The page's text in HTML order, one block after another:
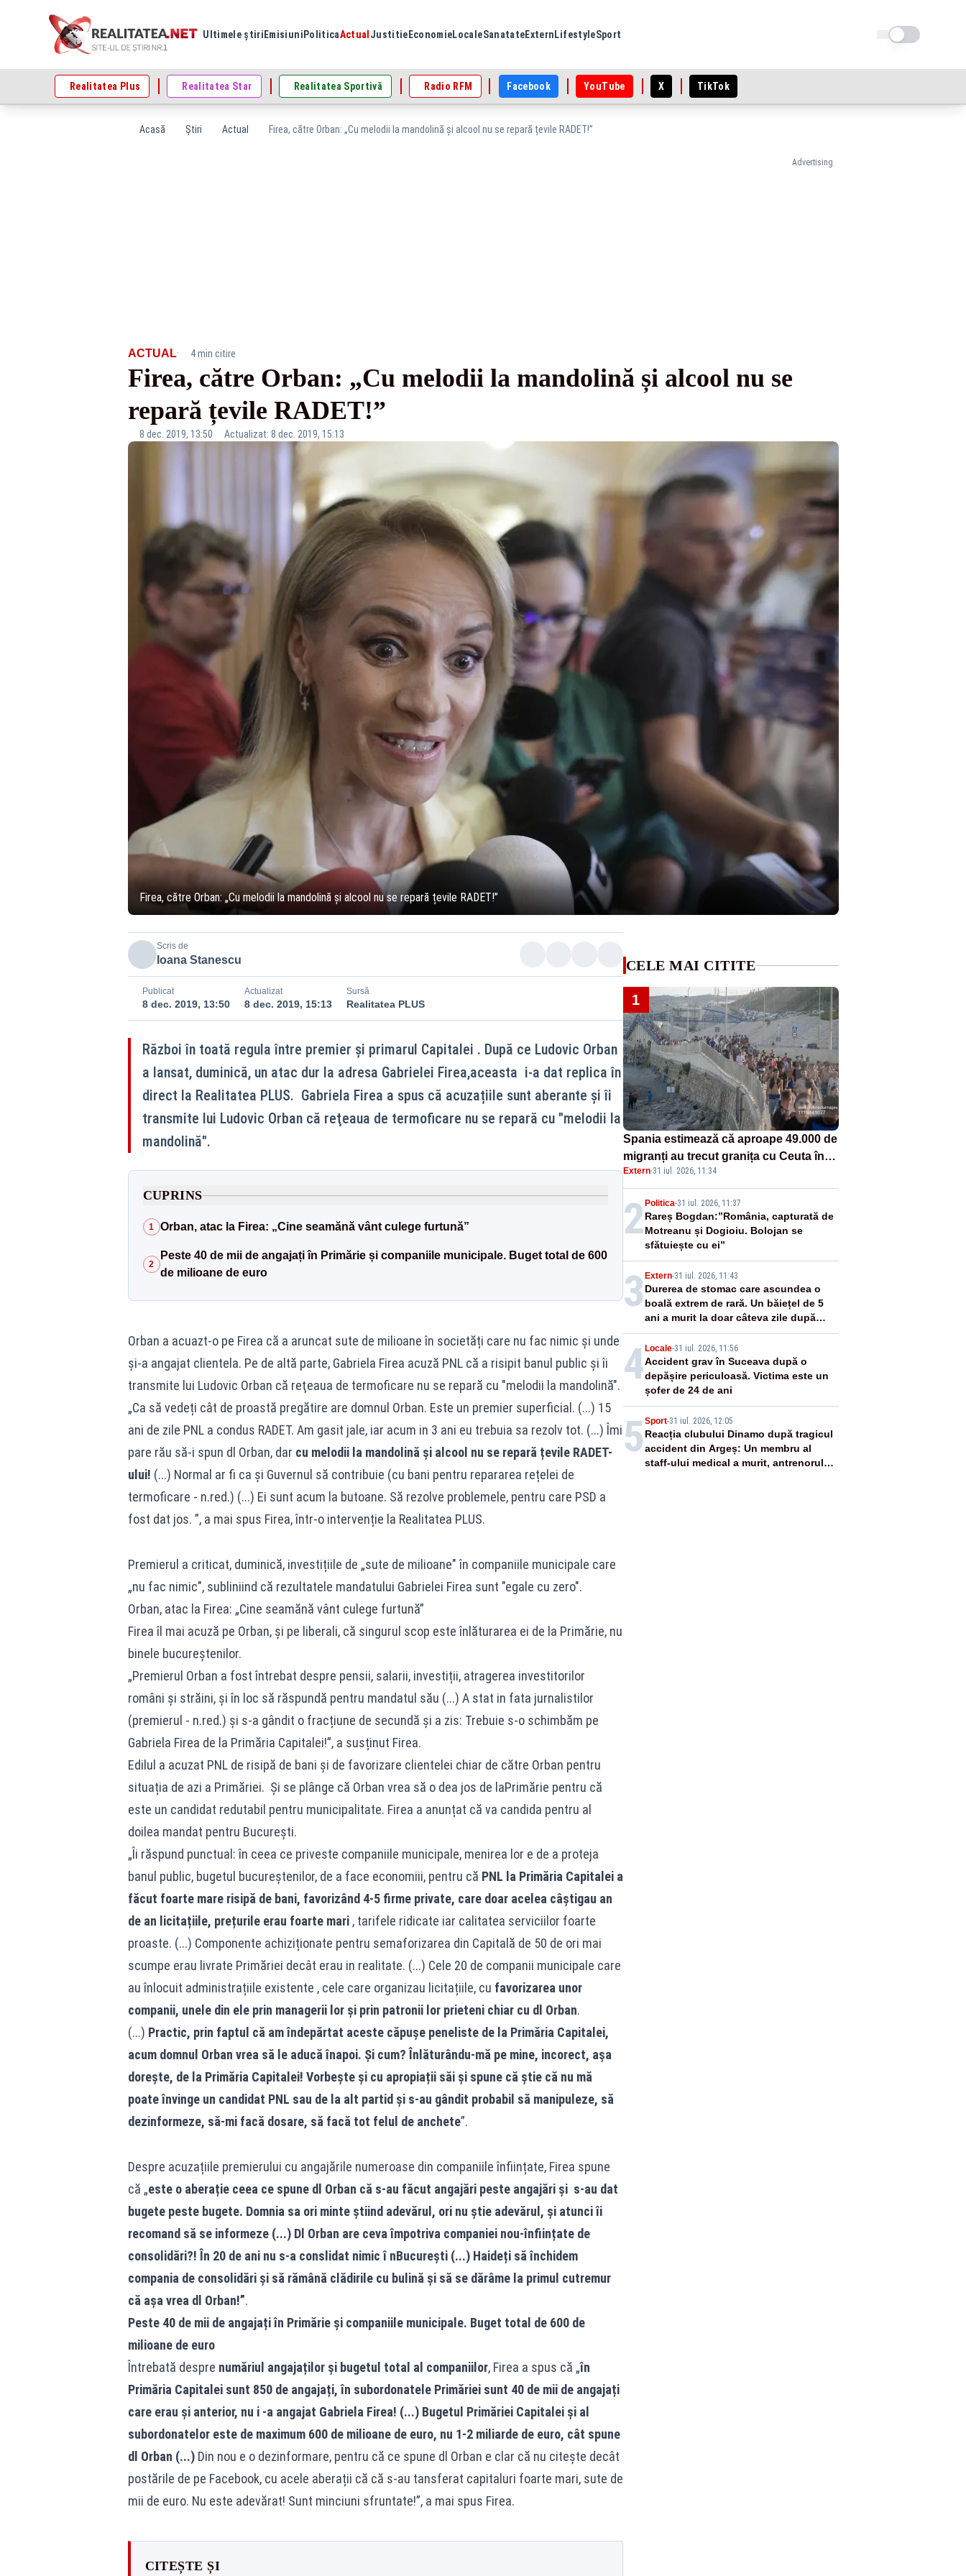
Ultimele știri Emisiuni PoliticaActual Justitie EconomieLocaleSanatateExtern LifestyleSport Schimba tema
Realitatea Plus Realitatea Star Realitatea Sportivă Radio RFM Facebook YouTube X TikTok
Acasă Știri Actual Firea, către Orban: „Cu melodii la mandolină și alcool nu se repară țevile RADET!”
Advertising
ACTUAL· 4 min citire
Firea, către Orban: „Cu melodii la mandolină și alcool nu se
repară țevile RADET!”
8 dec. 2019, 13:50 Actualizat: 8 dec. 2019, 15:13
Firea, către Orban: „Cu melodii la mandolină și alcool nu se repară țevile RADET!”
Scris de
Ioana Stanescu
Publicat
8 dec. 2019, 13:50
Actualizat
8 dec. 2019, 15:13
Sursă
Realitatea PLUS
Război în toată regula între premier şi primarul Capitalei . După ce Ludovic Orban
a lansat, duminică, un atac dur la adresa Gabrielei Firea,aceasta i-a dat replica în
direct la Realitatea PLUS. Gabriela Firea a spus că acuzațiile sunt aberante și îi
transmite lui Ludovic Orban că reţeaua de termoficare nu se repară cu "melodii la
mandolină".
CUPRINS
1 Orban, atac la Firea: „Cine seamănă vânt culege furtună”
2
Peste 40 de mii de angajați în Primărie și companiile municipale. Buget total de 600
de milioane de euro
Orban a acuazt-o pe Firea că a aruncat sute de milioane în societăți care nu fac nimic și unde
și-a angajat clientela. Pe de altă parte, Gabriela Firea acuză PNL că a risipit banul public și îi
transmite lui Ludovic Orban că reţeaua de termoficare nu se repară cu "melodii la mandolină".
„Ca să vedeți cât de proastă pregătire are domnul Orban. Este un premier superficial. (...) 15
ani de zile PNL a condus RADET. Am gasit jale, iar acum in 3 ani eu trebuia sa rezolv tot. (...) Îmi
pare rău să-i spun dl Orban, dar cu melodii la mandolină și alcool nu se repară țevile RADET-
ului! (...) Normal ar fi ca și Guvernul să contribuie (cu bani pentru repararea rețelei de
termoficare - n.red.) (...) Ei sunt acum la butoane. Să rezolve problemele, pentru care PSD a
fost dat jos. ”, a mai spus Firea, într-o intervenție la Realitatea PLUS.
Premierul a criticat, duminică, investițiile de „sute de milioane" în companiile municipale care
„nu fac nimic", subliniind că rezultatele mandatului Gabrielei Firea sunt "egale cu zero".
Orban, atac la Firea: „Cine seamănă vânt culege furtună”
Firea îl mai acuză pe Orban, și pe liberali, că singurul scop este înlăturarea ei de la Primărie, nu
binele bucureștenilor.
„Premierul Orban a fost întrebat despre pensii, salarii, investiții, atragerea investitorilor
români și străini, și în loc să răspundă pentru mandatul său (...) A stat in fata jurnalistilor
(premierul - n.red.) și s-a gândit o fracțiune de secundă și a zis: Trebuie s-o schimbăm pe
Gabriela Firea de la Primăria Capitalei!”, a susținut Firea.
Edilul a acuzat PNL de risipă de bani și de favorizare clientelei chiar de către Orban pentru
situația de azi a Primăriei. Și se plânge că Orban vrea să o dea jos de laPrimărie pentru că
este un candidat redutabil pentru municipalitate. Firea a anunțat că va candida pentru al
doilea mandat pentru București.
„Îi răspund punctual: în ceea ce priveste companiile municipale, menirea lor e de a proteja
banul public, bugetul bucureștenilor, de a face economiii, pentru că PNL la Primăria Capitalei a
făcut foarte mare risipă de bani, favorizând 4-5 firme private, care doar acelea câștigau an
de an licitațiile, prețurile erau foarte mari, tarifele ridicate iar calitatea serviciilor foarte
proaste. (...) Componente achiziționate pentru semaforizarea din Capitală de 50 de ori mai
scumpe erau livrate Primăriei decât erau in realitate. (...) Cele 20 de companii municipale care
au înlocuit administrațiile existente , cele care organizau licitațiile, cu favorizarea unor
companii, unele din ele prin managerii lor și prin patronii lor prieteni chiar cu dl Orban.
(...) Practic, prin faptul că am îndepărtat aceste căpușe peneliste de la Primăria Capitalei,
acum domnul Orban vrea să le aducă înapoi. Și cum? Înlăturându-mă pe mine, incorect, așa
dorește, de la Primăria Capitalei! Vorbește și cu apropiații săi și spune că știe că nu mă
poate învinge un candidat PNL sau de la alt partid și s-au gândit probabil să manipuleze, să
dezinformeze, să-mi facă dosare, să facă tot felul de anchete”.
Despre acuzațiile premierului cu angajările numeroase din companiile înființate, Firea spune
că „este o aberație ceea ce spune dl Orban că s-au făcut angajări peste angajări și s-au dat
bugete peste bugete. Domnia sa ori minte știind adevărul, ori nu știe adevărul, și atunci îi
recomand să se informeze (...) Dl Orban are ceva împotriva companiei nou-înființate de
consolidări?! În 20 de ani nu s-a conslidat nimic î nBucurești (...) Haideți să închidem
compania de consolidări și să rămână clădirile cu bulină și să se dărâme la primul cutremur
că așa vrea dl Orban!”.
Peste 40 de mii de angajați în Primărie și companiile municipale. Buget total de 600 de
milioane de euro
Întrebată despre număriul angajaților și bugetul total al companiilor, Firea a spus că „în
Primăria Capitalei sunt 850 de angajați, în subordonatele Primăriei sunt 40 de mii de angajați
care erau și anterior, nu i -a angajat Gabriela Firea! (...) Bugetul Primăriei Capitalei și al
subordonatelor este de maximum 600 de milioane de euro, nu 1-2 miliarde de euro, cât spune
dl Orban (...) Din nou e o dezinformare, pentru că ce spune dl Orban e clar că nu citește decât
postările de pe Facebook, cu acele aberații că că s-au tansferat capitaluri foarte mari, sute de
mii de euro. Nu este adevărat! Sunt minciuni sfruntate!”, a mai spus Firea.
CITEȘTE ȘI
CELE MAI CITITE
1
Spania estimează că aproape 49.000 de
migranți au trecut granița cu Ceuta în
ultimele 24 de ore. Bilanțul morților a
ajuns la 19
Extern·31 iul. 2026, 11:34
2 Politica-31 iul. 2026, 11:37
Rareș Bogdan:”România, capturată de
Motreanu și Dogioiu. Bolojan se
sfătuiește cu ei”
3 Extern-31 iul. 2026, 11:43
Durerea de stomac care ascundea o
boală extrem de rară. Un băiețel de 5
ani a murit la doar câteva zile după
primele simptome
4 Locale-31 iul. 2026, 11:56
Accident grav în Suceava după o
depășire periculoasă. Victima este un
șofer de 24 de ani
5 Sport-31 iul. 2026, 12:05
Reacția clubului Dinamo după tragicul
accident din Argeș: Un membru al
staff-ului medical a murit, antrenorul